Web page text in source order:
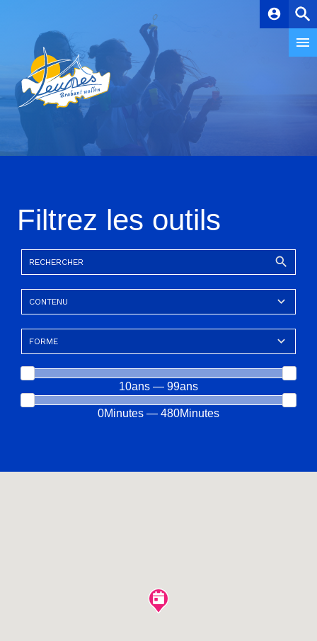
account_circle
Filtrez les outils
10ans — 99ans
0Minutes — 480Minutes